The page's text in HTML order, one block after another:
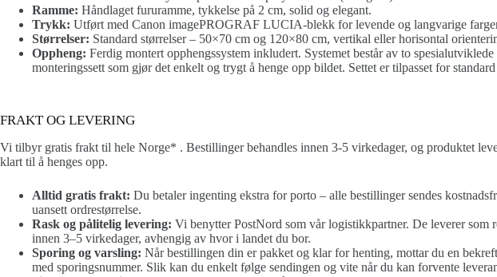
Ramme: Håndlaget fururamme, tykkelse på 2 cm, solid og elegant.
Trykk: Utført med Canon imagePROGRAF LUCIA-blekk for levende og langvarige
Størrelser: Standard størrelser – 50×70 cm og 120×80 cm, vertikal eller horisontal
Oppheng: Ferdig montert opphengssystem inkludert. Systemet består av to
monteringssett som gjør det enkelt og trygt å henge opp bildet. Settet er tilpasset for
FRAKT OG LEVERING
Vi tilbyr gratis frakt til hele Norge* . Bestillinger behandles innen 3-5 virkedager, og produktet
klart til å henges opp.
Alltid gratis frakt: Du betaler ingenting ekstra for porto – alle bestillinger sendes
uansett ordrestørrelse.
Rask og pålitelig levering: Vi benytter PostNord som vår logistikkpartner. De leverer som
innen 3–5 virkedager, avhengig av hvor i landet du bor.
Sporing og varsling: Når bestillingen din er pakket og klar for henting, mottar du en
med sporingsnummer. Slik kan du enkelt følge sendingen og vite når du kan forvente